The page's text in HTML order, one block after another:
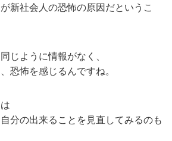
新社会人の恐怖の原因だというこ
じように情報がなく、
恐怖を感じるんですね。
分の出来ることを見直してみるのも